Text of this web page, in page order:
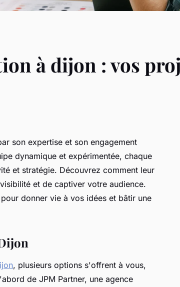
à dijon : vos
son expertise et son engagement
dynamique et expérimentée, chaque
et stratégie. Découvrez comment leur
et de captiver votre audience.
donner vie à vos idées et bâtir une
, plusieurs options s'offrent à vous,
de JPM Partner, une agence